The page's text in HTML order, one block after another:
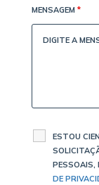
MENSAGEM *
ESTOU
PESSOAIS,
DE